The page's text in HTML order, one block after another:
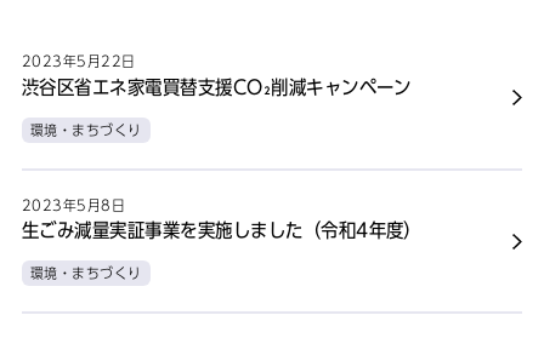
2023年5月22日
渋谷区省エネ家電買替支援CO₂削減キャンペーン
環境・まちづくり
2023年5月8日
生ごみ減量実証事業を実施しました（令和4年度）
環境・まちづくり